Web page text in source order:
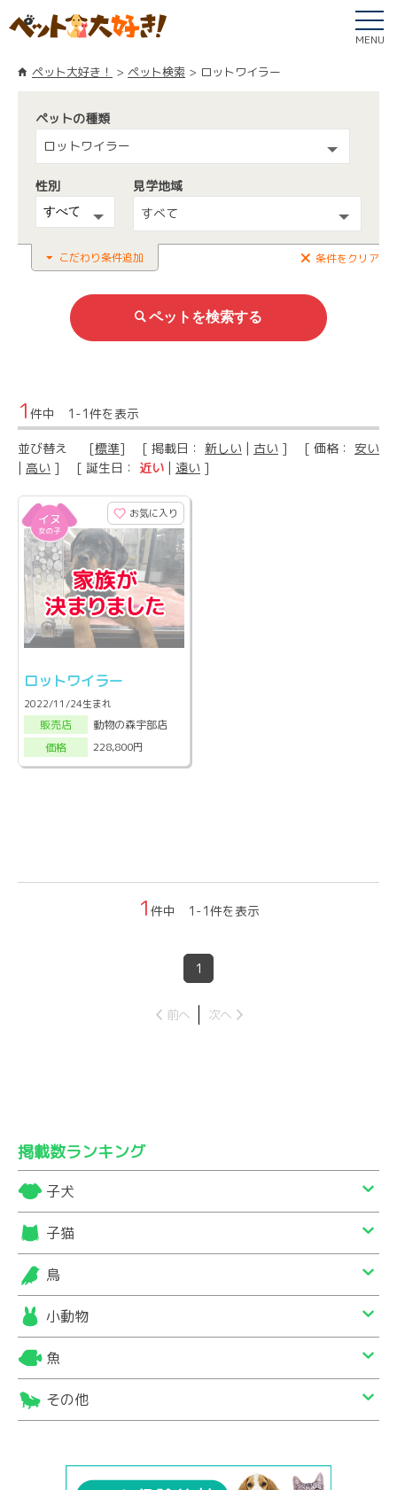
MENU
ペット大好き！ ペット検索 ロットワイラー
ペットの種類
ロットワイラー
性別
見学地域
すべて
こだわり条件追加 条件をクリア
1 件中 1-1件を表示
並び替え [標準] [ 掲載日： 新しい | 古い ] [ 価格： 安い
| 高い ] [ 誕生日： 近い | 遠い ]
お気に入り
ロットワイラー
2022/11/24生まれ
販売店
動物の森宇部店
価格
228,800円
1 件中 1-1件を表示
1
前へ 次へ
掲載数ランキング
子犬
子猫
鳥
小動物
魚
その他